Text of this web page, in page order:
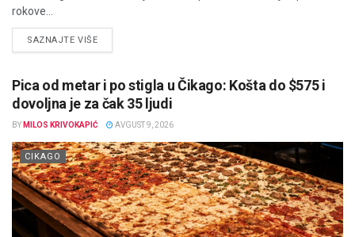
rokove...
SAZNAJTE VIŠEDETAILS
Pica od metar i po stigla u Čikago: Košta do $575 i
dovoljna je za čak 35 ljudi
BY MILOS KRIVOKAPIĆ AVGUST 9, 2026
CIKAGO